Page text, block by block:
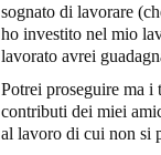
sognato di lavorare
ho investito nel mio
lavorato avrei
Potrei proseguire ma i
contributi dei miei
al lavoro di cui non si